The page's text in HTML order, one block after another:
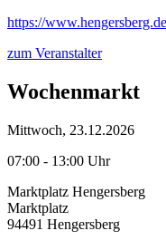
https://www.hengersberg.de
zum Veranstalter
Wochenmarkt
Mittwoch, 23.12.2026
07:00 - 13:00 Uhr
Marktplatz Hengersberg
Marktplatz
94491 Hengersberg